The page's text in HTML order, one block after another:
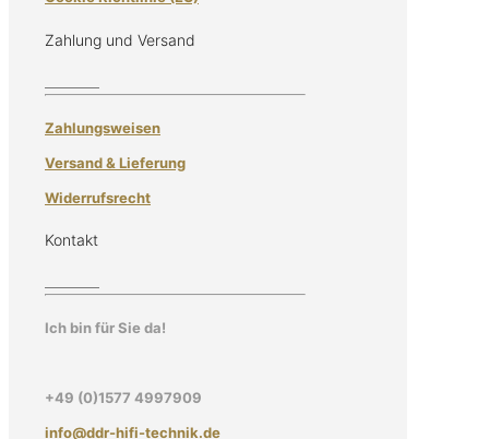
Zahlung und Versand
Zahlungsweisen
Versand & Lieferung
Widerrufsrecht
Kontakt
Ich bin für Sie da!
+49 (0)1577 4997909
info@ddr-hifi-technik.de